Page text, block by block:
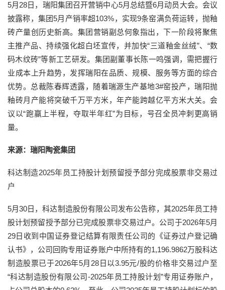
5月28日，瑞阳集团召开营销中心5月总结暨6月动员大会。会议
披露称，集团5月产销率超103%，实现9条窑满负荷运转，抛釉
砖产量创历史新高。集团营销副总何象指出，下一阶段将聚焦
主推产品、持续强化超白坯宣传，并加快“三道釉金丝绒”、“数
码木纹砖”等新工艺研发。集团副董事长陈一鸣强调，需把握行
业成本上升趋势，发挥瑞阳在品质、规模、服务等方面的综合
优势。总裁陈春辉透露，随着瑞源生产基地3#窑投产 ，瑞阳抛
釉砖月产能将突破千万平方米，年产能跨越亿平方米大关。会
议以“跑赢上半程，夺取半年红”为目标，号召全员冲刺更高销
量。
来源：瑞阳陶瓷集团
科达制造2025年员工持股计划预留授予部分完成股票非交易过
户
5月30日，科达制造股份有限公司发布公告称，其2025年员工持
股计划预留授予部分已完成股票非交易过户。公司于2026年5月
29日收到中国证券登记结算有限责任公司的《证券过户登记确
认书》，公司回购专用证券账户中所持有的1,196.9862万股科达
制造股票已于2026年5月28日以3.95元/股的价格非交易过户至
“科达制造股份有限公司-2025年员工持股计划”专用证券账户，